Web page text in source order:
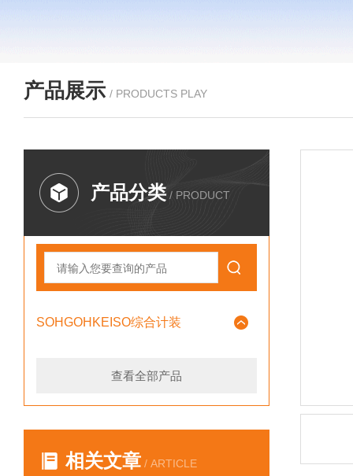
产品展示 / PRODUCTS PLAY
产品分类 / PRODUCT
SOHGOHKEISO综合计装
查看全部产品
相关文章 / ARTICLE